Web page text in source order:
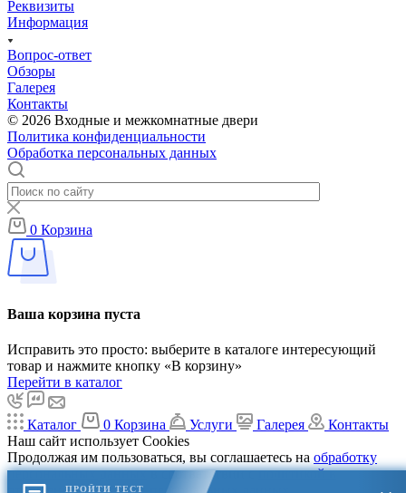
Реквизиты
Информация
Вопрос-ответ
Обзоры
Галерея
Контакты
© 2026 Входные и межкомнатные двери
Политика конфиденциальности
Обработка персональных данных
0 Корзина
Ваша корзина пуста
Исправить это просто: выберите в каталоге интересующий
товар и нажмите кнопку «В корзину»
Перейти в каталог
Каталог 0 Корзина Услуги Галерея
Контакты
Наш сайт использует Cookies
Продолжая им пользоваться, вы соглашаетесь на обработку
персональных данныхв соответствии сполитикой в
ПРОЙТИ ТЕСТ